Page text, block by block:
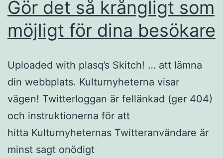
Gör det så krångligt som
möjligt för dina besökare
Uploaded with plasq’s Skitch! … att lämna
din webbplats. Kulturnyheterna visar
vägen! Twitterloggan är fellänkad (ger 404)
och instruktionerna för att
hitta Kulturnyheternas Twitteranvändare är
minst sagt onödigt